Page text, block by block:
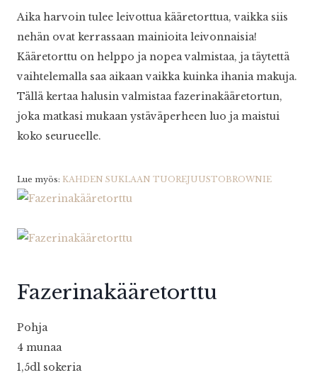
Aika harvoin tulee leivottua kääretorttua, vaikka siis
nehän ovat kerrassaan mainioita leivonnaisia!
Kääretorttu on helppo ja nopea valmistaa, ja täytettä
vaihtelemalla saa aikaan vaikka kuinka ihania makuja.
Tällä kertaa halusin valmistaa fazerinakääretortun,
joka matkasi mukaan ystäväperheen luo ja maistui
koko seurueelle.
Lue myös: KAHDEN SUKLAAN TUOREJUUSTOBROWNIE
Fazerinakääretorttu
Pohja
4 munaa
1,5dl sokeria